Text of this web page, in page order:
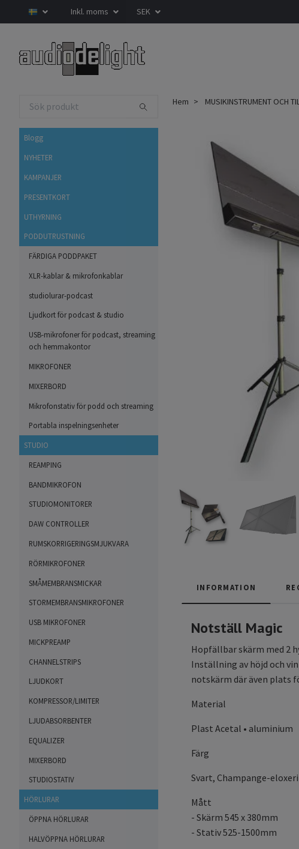
Inkl. moms SEK
Blogg
NYHETER
KAMPANJER
PRESENTKORT
UTHYRNING
PODDUTRUSTNING
FÄRDIGA PODDPAKET
XLR-kablar & mikrofonkablar
studiolurar-podcast
Ljudkort för podcast & studio
USB-mikrofoner för podcast, streaming
och hemmakontor
MIKROFONER
MIXERBORD
Mikrofonstativ för podd och streaming
Portabla inspelningsenheter
STUDIO
REAMPING
BANDMIKROFON
STUDIOMONITORER
DAW CONTROLLER
RUMSKORRIGERINGSMJUKVARA
RÖRMIKROFONER
SMÅMEMBRANSMICKAR
STORMEMBRANSMIKROFONER
USB MIKROFONER
MICKPREAMP
CHANNELSTRIPS
LJUDKORT
KOMPRESSOR/LIMITER
LJUDABSORBENTER
EQUALIZER
MIXERBORD
STUDIOSTATIV
HÖRLURAR
ÖPPNA HÖRLURAR
HALVÖPPNA HÖRLURAR
Hem MUSIKINSTRUMENT OCH
INFORMATION
Notställ Magic
Hopfällbar skärm med 2
Inställning av höjd och
notskärm där även plats
Material
Plast Acetal • aluminium
Färg
Svart, Champange-
Mått
- Skärm 545 x 380mm
- Stativ 525-1500mm